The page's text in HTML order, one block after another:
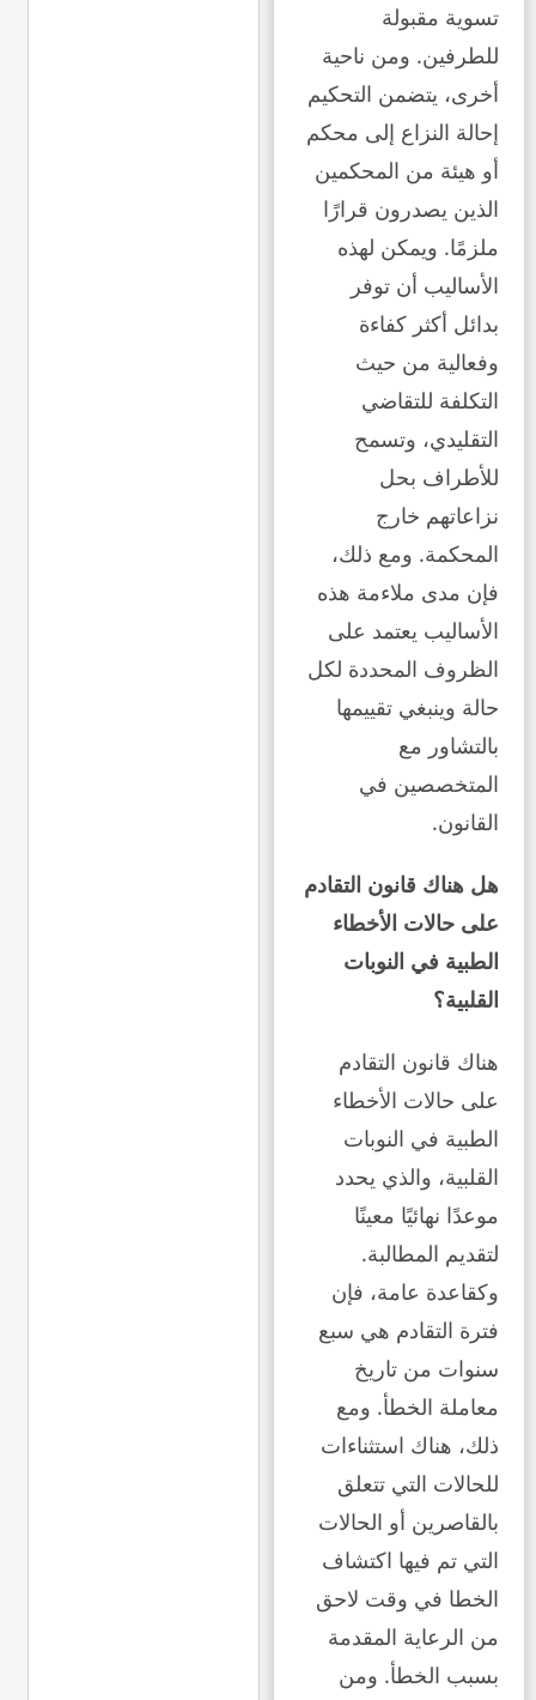
تسوية مقبولة
للطرفين. ومن ناحية
أخرى، يتضمن التحكيم
إحالة النزاع إلى محكم
أو هيئة من المحكمين
الذين يصدرون قرارًا
ملزمًا. ويمكن لهذه
الأساليب أن توفر
بدائل أكثر كفاءة
وفعالية من حيث
التكلفة للتقاضي
التقليدي، وتسمح
للأطراف بحل
نزاعاتهم خارج
المحكمة. ومع ذلك،
فإن مدى ملاءمة هذه
الأساليب يعتمد على
الظروف المحددة لكل
حالة وينبغي تقييمها
بالتشاور مع
المتخصصين في
القانون.
هل هناك قانون التقادم
على حالات الأخطاء
الطبية في النوبات
القلبية؟
هناك قانون التقادم
على حالات الأخطاء
الطبية في النوبات
القلبية، والذي يحدد
موعدًا نهائيًا معينًا
لتقديم المطالبة.
وكقاعدة عامة، فإن
فترة التقادم هي سبع
سنوات من تاريخ
معاملة الخطأ. ومع
ذلك، هناك استثناءات
للحالات التي تتعلق
بالقاصرين أو الحالات
التي تم فيها اكتشاف
الخطا في وقت لاحق
من الرعاية المقدمة
بسبب الخطأ. ومن